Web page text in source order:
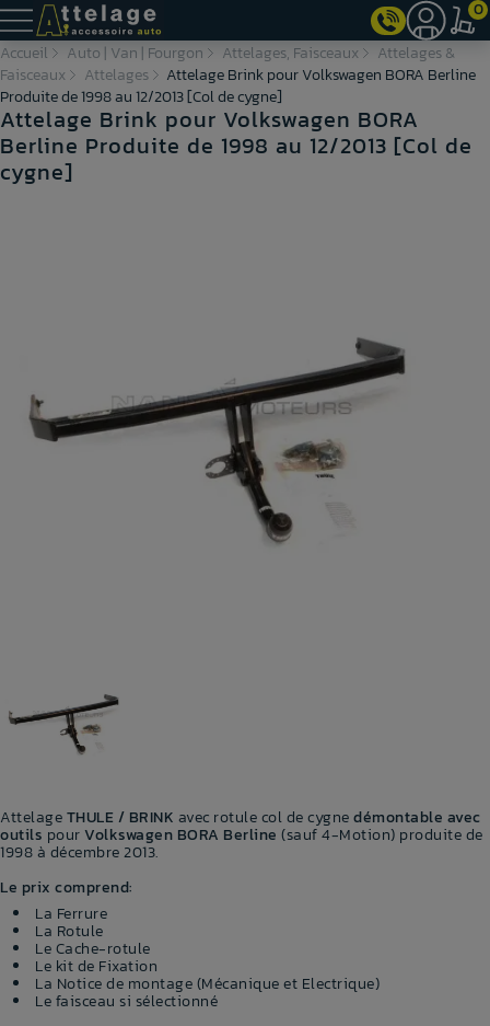
0
Accueil
Auto | Van | Fourgon Attelages, Faisceaux
Attelages &
Faisceaux
Attelages
Attelage Brink pour Volkswagen BORA Berline
Produite de 1998 au 12/2013 [Col de cygne]
Attelage Brink pour Volkswagen BORA
Berline Produite de 1998 au 12/2013 [Col de
cygne]
AttelageTHULE / BRINK avec rotule col de cygnedémontable avec
outils pourVolkswagen BORA Berline (sauf 4-Motion) produite de
1998 à décembre 2013.
Le prix comprend:
La Ferrure
La Rotule
Le Cache-rotule
Le kit de Fixation
La Notice de montage (Mécanique et Electrique)
Le faisceau si sélectionné